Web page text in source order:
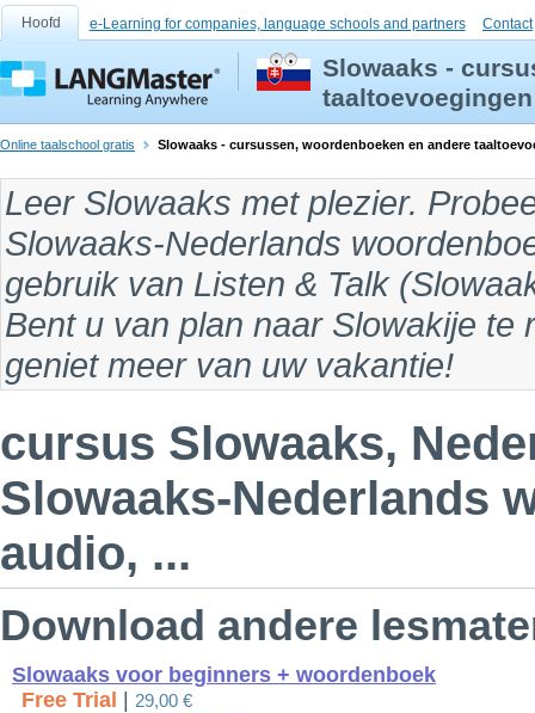
Hoofd e-Learning for companies, language schools and partners Contact
Slowaaks -
taaltoevoegingen
Online taalschool gratis Slowaaks - cursussen, woordenboeken en andere
Leer Slowaaks met plezier.
Slowaaks-Nederlands
gebruik van Listen & Talk (
Bent u van plan naar Slowakije te
geniet meer van uw vakantie!
cursus Slowaaks,
Slowaaks-Nederlands
audio, ...
Download andere
Slowaaks voor beginners + woordenboek
Free Trial
29,00 €